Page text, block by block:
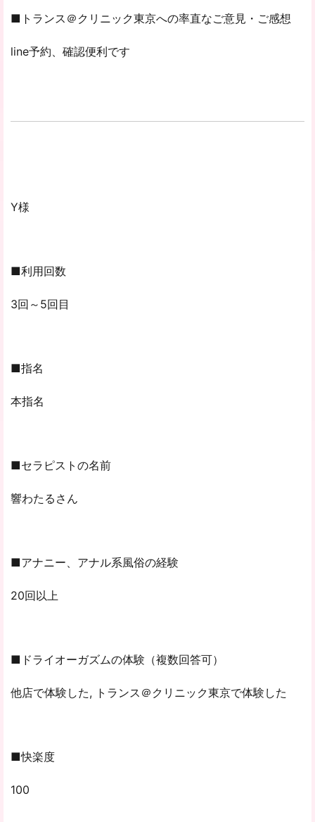
■トランス＠クリニック東京への率直なご意見・ご感想
line予約、確認便利です
Y様
■利用回数
3回～5回目
■指名
本指名
■セラピストの名前
響わたるさん
■アナニー、アナル系風俗の経験
20回以上
■ドライオーガズムの体験（複数回答可）
他店で体験した, トランス＠クリニック東京で体験した
■快楽度
100